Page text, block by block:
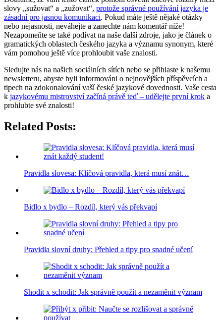
slovy „sužovat“ a „zužovat“, protože správné používání jazyka je
zásadní pro jasnou komunikaci. Pokud máte ještě nějaké otázky
nebo nejasnosti, neváhejte a zanechte nám komentář níže!
Nezapomeňte se také podívat na naše další zdroje, jako je článek o
gramatických oblastech českého jazyka a významu synonym, které
vám pomohou ještě více prohloubit vaše znalosti.
Sledujte nás na našich sociálních sítích nebo se přihlaste k našemu
newsletteru, abyste byli informováni o nejnovějších příspěvcích a
tipech na zdokonalování vaší české jazykové dovednosti. Vaše cesta
k jazykovému mistrovství začíná právě teď – udělejte první krok a
prohlubte své znalosti!
Related Posts:
Pravidla slovesa: Klíčová pravidla, která musí znát…
Bidlo x bydlo – Rozdíl, který vás překvapí
Pravidla slovní druhy: Přehled a tipy pro snadné učení
Shodit x schodit: Jak správně použít a nezaměnit význam